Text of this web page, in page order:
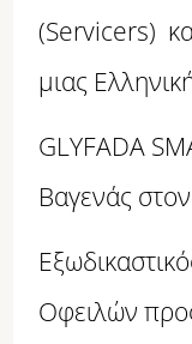
(Servicers)
μιας
GLYFADA
Βαγενάς
Οφειλών